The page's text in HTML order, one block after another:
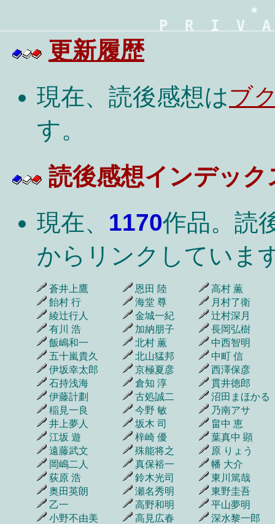
★
P  R  I  V
更新履歴
現在、読後感想はブ
す。
読後感想インデッ
現在、 1170作品。読
からリンクしていま
蒼井上鷹
飴村 行
綾辻行人
有川 浩
飯嶋和一
五十嵐貴久
伊坂幸太郎
石持浅海
伊藤計劃
稲見一良
井上夢人
江坂 遊
遠藤武文
岡嶋二人
荻原 浩
奥田英朗
乙一
小野不由美
恩田 陸
海堂 尊
金城一紀
加納朋子
北村 薫
北山猛邦
京極夏彦
倉知 淳
古処誠二
今野 敏
坂木 司
梓崎 優
殊能将之
真保裕一
鈴木光司
瀬名秀明
高野和明
高見広春
高村 薫
月村了衛
辻村深月
長岡弘樹
中西智明
中町 信
西澤保彦
貫井徳郎
沼田まほかる
乃南アサ
畠中 恵
葉真中 顕
原 りょう
幡 大介
東川篤哉
東野圭吾
平山夢明
深水黎一郎